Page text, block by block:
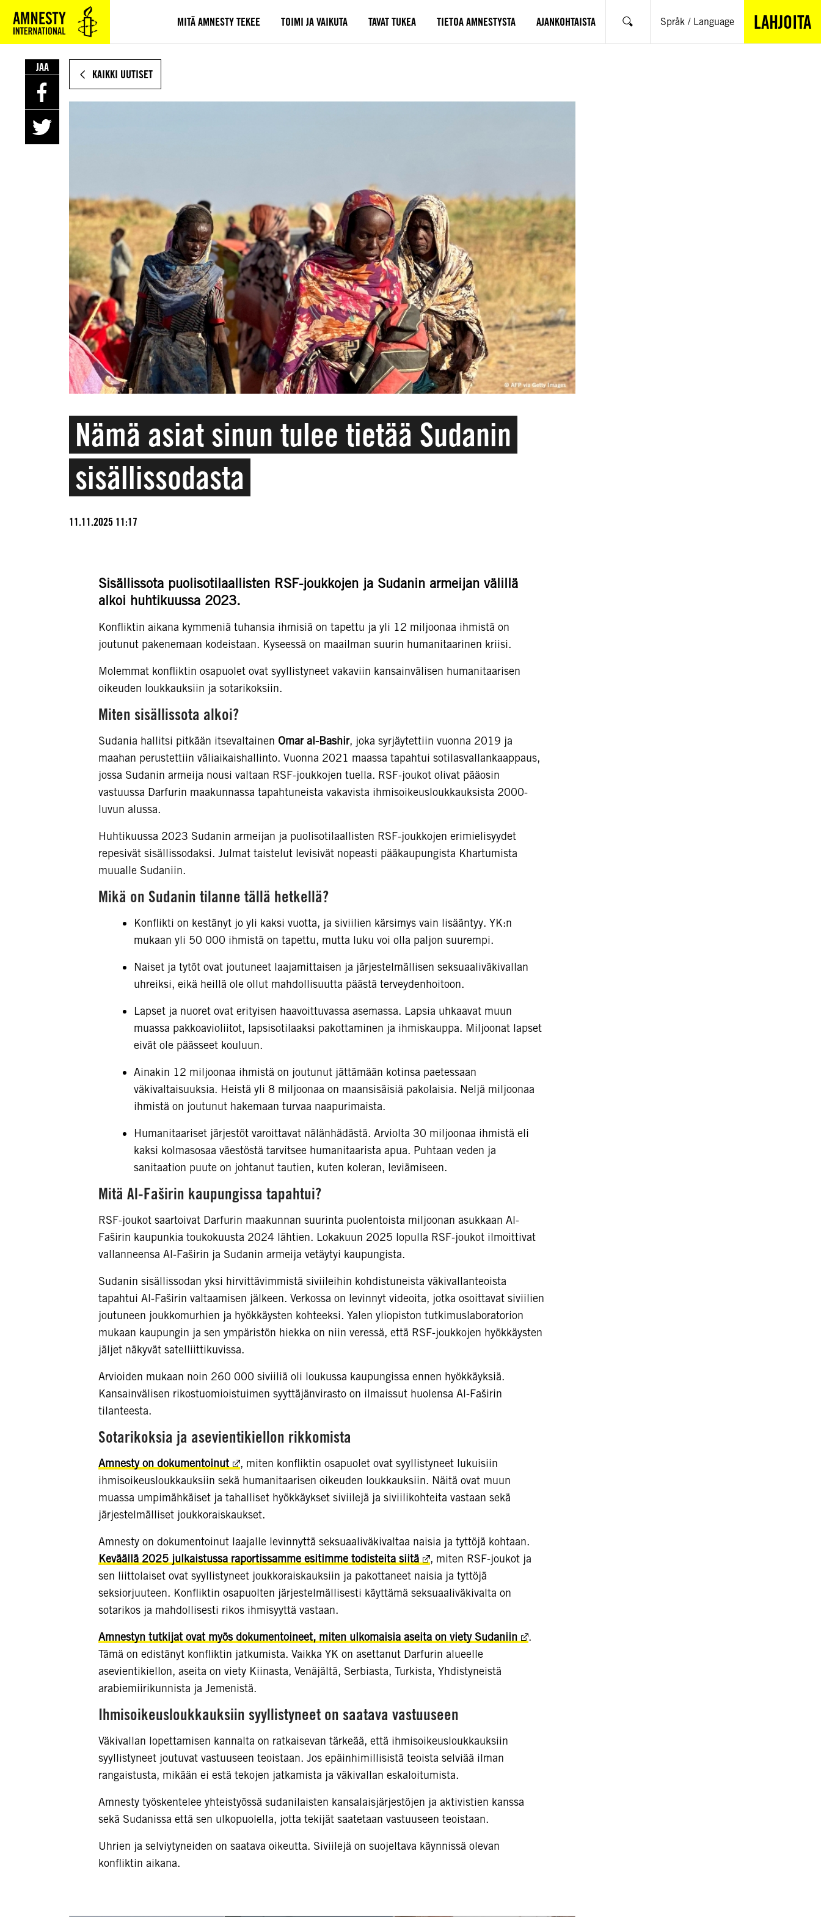
VARSINAISEEN
SISÄLTÖÖN
MITÄ AMNESTY TEKEE TOIMI JA VAIKUTA TAVAT TUKEA TIETOA AMNESTYSTA AJANKOHTAISTA Hae Språk / Language LAHJOITA
KAIKKI UUTISET
Nämä asiat sinun tulee tietää Sudanin
sisällissodasta
11.11.2025 11:17
Sisällissota puolisotilaallisten RSF-joukkojen ja Sudanin armeijan välillä
alkoi huhtikuussa 2023.
Konfliktin aikana kymmeniä tuhansia ihmisiä on tapettu ja yli 12 miljoonaa ihmistä on
joutunut pakenemaan kodeistaan. Kyseessä on maailman suurin humanitaarinen kriisi.
Molemmat konfliktin osapuolet ovat syyllistyneet vakaviin kansainvälisen humanitaarisen
oikeuden loukkauksiin ja sotarikoksiin.
Miten sisällissota alkoi?
Sudania hallitsi pitkään itsevaltainen Omar al-Bashir, joka syrjäytettiin vuonna 2019 ja
maahan perustettiin väliaikaishallinto. Vuonna 2021 maassa tapahtui sotilasvallankaappaus,
jossa Sudanin armeija nousi valtaan RSF-joukkojen tuella. RSF-joukot olivat pääosin
vastuussa Darfurin maakunnassa tapahtuneista vakavista ihmisoikeusloukkauksista 2000-
luvun alussa.
Huhtikuussa 2023 Sudanin armeijan ja puolisotilaallisten RSF-joukkojen erimielisyydet
repesivät sisällissodaksi. Julmat taistelut levisivät nopeasti pääkaupungista Khartumista
muualle Sudaniin.
Mikä on Sudanin tilanne tällä hetkellä?
Konflikti on kestänyt jo yli kaksi vuotta, ja siviilien kärsimys vain lisääntyy. YK:n
mukaan yli 50 000 ihmistä on tapettu, mutta luku voi olla paljon suurempi.
Naiset ja tytöt ovat joutuneet laajamittaisen ja järjestelmällisen seksuaaliväkivallan
uhreiksi, eikä heillä ole ollut mahdollisuutta päästä terveydenhoitoon.
Lapset ja nuoret ovat erityisen haavoittuvassa asemassa. Lapsia uhkaavat muun
muassa pakkoavioliitot, lapsisotilaaksi pakottaminen ja ihmiskauppa. Miljoonat lapset
eivät ole päässeet kouluun.
Ainakin 12 miljoonaa ihmistä on joutunut jättämään kotinsa paetessaan
väkivaltaisuuksia. Heistä yli 8 miljoonaa on maansisäisiä pakolaisia. Neljä miljoonaa
ihmistä on joutunut hakemaan turvaa naapurimaista.
Humanitaariset järjestöt varoittavat nälänhädästä. Arviolta 30 miljoonaa ihmistä eli
kaksi kolmasosaa väestöstä tarvitsee humanitaarista apua. Puhtaan veden ja
sanitaation puute on johtanut tautien, kuten koleran, leviämiseen.
Mitä Al-Faširin kaupungissa tapahtui?
RSF-joukot saartoivat Darfurin maakunnan suurinta puolentoista miljoonan asukkaan Al-
Faširin kaupunkia toukokuusta 2024 lähtien. Lokakuun 2025 lopulla RSF-joukot ilmoittivat
vallanneensa Al-Faširin ja Sudanin armeija vetäytyi kaupungista.
Sudanin sisällissodan yksi hirvittävimmistä siviileihin kohdistuneista väkivallanteoista
tapahtui Al-Faširin valtaamisen jälkeen. Verkossa on levinnyt videoita, jotka osoittavat siviilien
joutuneen joukkomurhien ja hyökkäysten kohteeksi. Yalen yliopiston tutkimuslaboratorion
mukaan kaupungin ja sen ympäristön hiekka on niin veressä, että RSF-joukkojen hyökkäysten
jäljet näkyvät satelliittikuvissa.
Arvioiden mukaan noin 260 000 siviiliä oli loukussa kaupungissa ennen hyökkäyksiä.
Kansainvälisen rikostuomioistuimen syyttäjänvirasto on ilmaissut huolensa Al-Faširin
tilanteesta.
Sotarikoksia ja asevientikiellon rikkomista
Amnesty on dokumentoinut
, miten konfliktin osapuolet ovat syyllistyneet lukuisiin
ihmisoikeusloukkauksiin sekä humanitaarisen oikeuden loukkauksiin. Näitä ovat muun
muassa umpimähkäiset ja tahalliset hyökkäykset siviilejä ja siviilikohteita vastaan sekä
järjestelmälliset joukkoraiskaukset.
Amnesty on dokumentoinut laajalle levinnyttä seksuaaliväkivaltaa naisia ja tyttöjä kohtaan.
Keväällä 2025 julkaistussa raportissamme esitimme todisteita siitä
, miten RSF-joukot ja
sen liittolaiset ovat syyllistyneet joukkoraiskauksiin ja pakottaneet naisia ja tyttöjä
seksiorjuuteen. Konfliktin osapuolten järjestelmällisesti käyttämä seksuaaliväkivalta on
sotarikos ja mahdollisesti rikos ihmisyyttä vastaan.
Amnestyn tutkijat ovat myös dokumentoineet, miten ulkomaisia aseita on viety Sudaniin
.
Tämä on edistänyt konfliktin jatkumista. Vaikka YK on asettanut Darfurin alueelle
asevientikiellon, aseita on viety Kiinasta, Venäjältä, Serbiasta, Turkista, Yhdistyneistä
arabiemiirikunnista ja Jemenistä.
Ihmisoikeusloukkauksiin syyllistyneet on saatava vastuuseen
Väkivallan lopettamisen kannalta on ratkaisevan tärkeää, että ihmisoikeusloukkauksiin
syyllistyneet joutuvat vastuuseen teoistaan. Jos epäinhimillisistä teoista selviää ilman
rangaistusta, mikään ei estä tekojen jatkamista ja väkivallan eskaloitumista.
Amnesty työskentelee yhteistyössä sudanilaisten kansalaisjärjestöjen ja aktivistien kanssa
sekä Sudanissa että sen ulkopuolella, jotta tekijät saatetaan vastuuseen teoistaan.
Uhrien ja selviytyneiden on saatava oikeutta. Siviilejä on suojeltava käynnissä olevan
konfliktin aikana.
JAA